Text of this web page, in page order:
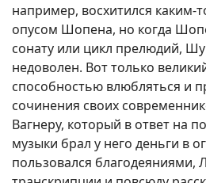
например, восхитился
опусом Шопена, но когда
сонату или цикл прелюдий,
недоволен. Вот только
способностью влюбляться и
сочинения своих
Вагнеру, который в ответ на
музыки брал у него деньги в
пользовался благодеяниями,